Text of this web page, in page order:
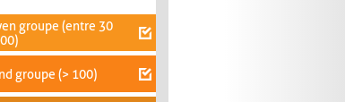
groupe (entre 30
groupe (> 100)